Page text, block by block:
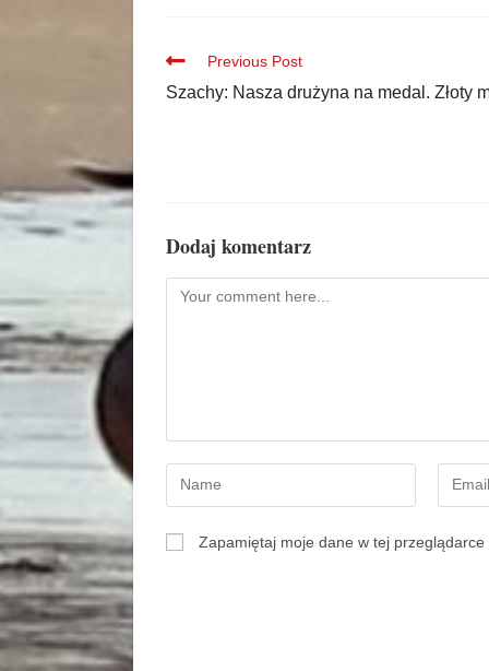
Previous Post
Szachy: Nasza drużyna na medal. Złoty
Dodaj komentarz
Zapamiętaj moje dane w tej